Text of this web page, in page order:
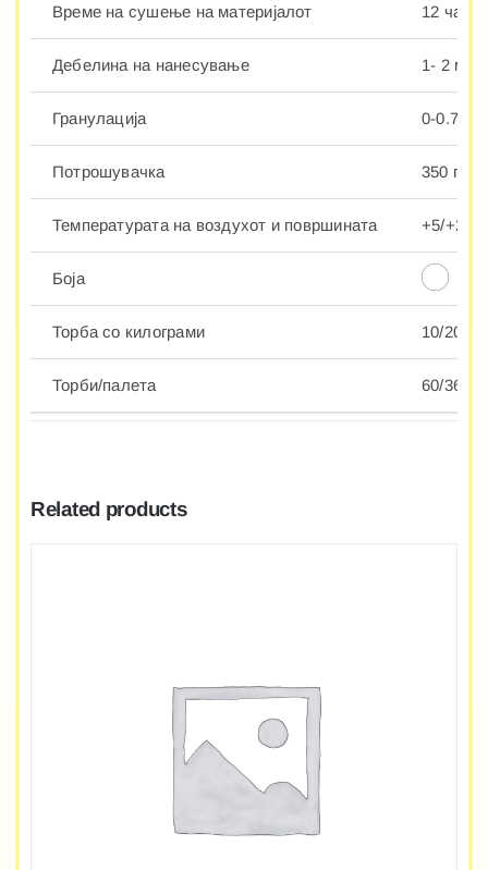
Време на сушење на материјалот 12
Дебелина на нанесување 1- 2 мм.
Гранулација 0-0.7
Потрошувачка 350 г/м2.
Температурата на воздухот и површината +5/
Боја
Торба со килограми 10/20
Торби/палета 60/36
Related products